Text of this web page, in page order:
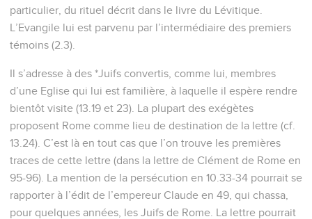
particulier, du rituel décrit dans le livre du Lévitique.
L’Evangile lui est parvenu par l’intermédiaire des premiers
témoins (2.3).
Il s’adresse à des *Juifs convertis, comme lui, membres
d’une Eglise qui lui est familière, à laquelle il espère rendre
bientôt visite (13.19 et 23). La plupart des exégètes
proposent Rome comme lieu de destination de la lettre (cf.
13.24). C’est là en tout cas que l’on trouve les premières
traces de cette lettre (dans la lettre de Clément de Rome en
95-96). La mention de la persécution en 10.33-34 pourrait se
rapporter à l’édit de l’empereur Claude en 49, qui chassa,
pour quelques années, les Juifs de Rome. La lettre pourrait